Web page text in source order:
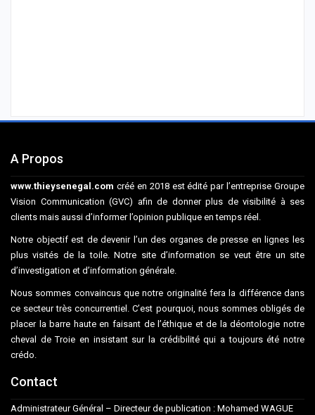
A Propos
www.thieysenegal.com créé en 2018 est édité par l’entreprise Groupe
Vision Communication (GVC) afin de donner plus de visibilité à ses
clients mais aussi d’informer l’opinion publique en temps réel.
Notre objectif est de devenir l’un des organes de presse en lignes les
plus visités de la toile. Notre site d’information se veut être un site
d’investigation et d’information générale.
Nous sommes convaincus que notre originalité fera la différence dans
ce secteur très concurrentiel. C’est pourquoi, nous sommes obligés de
placer la barre haute en faisant de l’éthique et de la déontologie notre
cheval de Troie en insistant sur la crédibilité qui a toujours été notre
crédo.
Contact
Administrateur Général – Directeur de publication : Mohamed WAGUE